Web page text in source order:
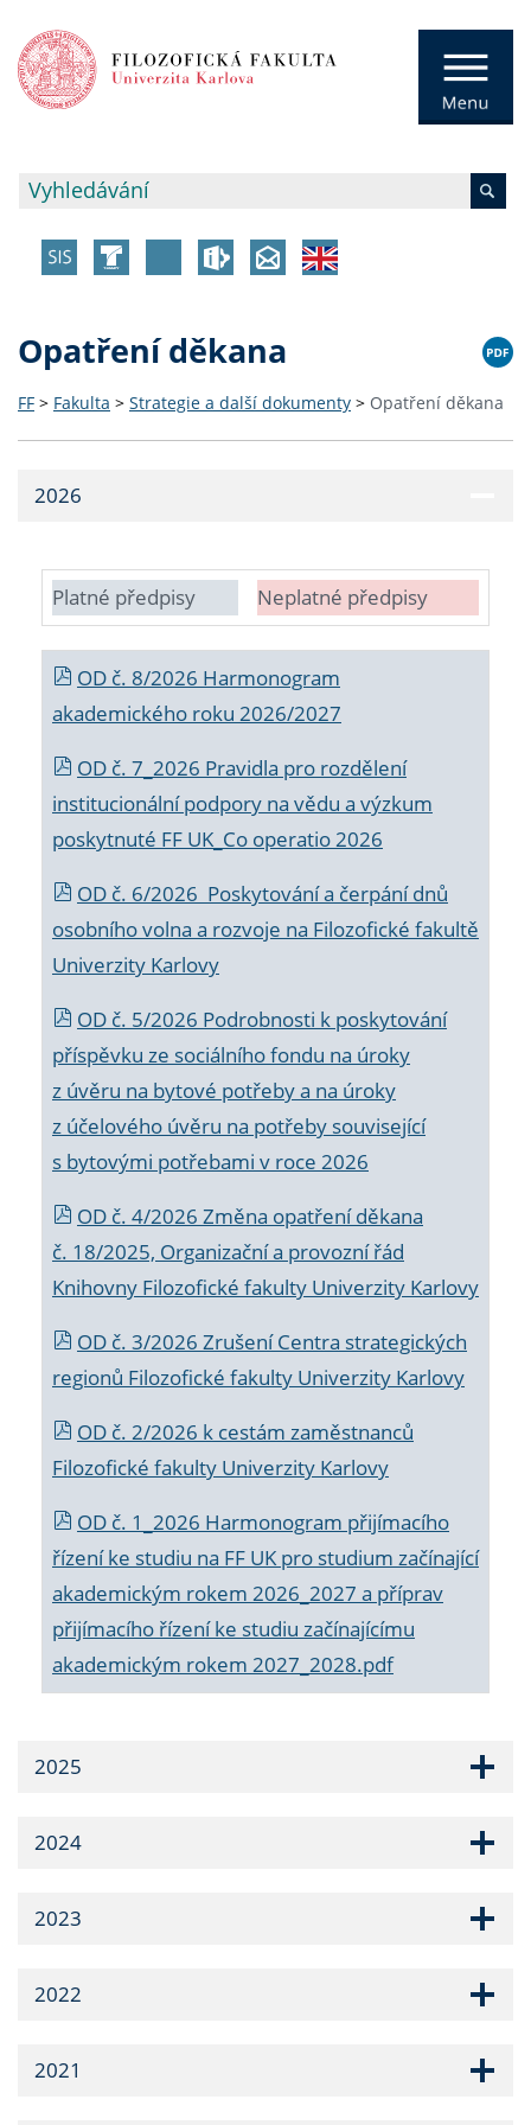
Opatření děkana
FF > Fakulta > Strategie a další dokumenty > Opatření děkana
2026
Platné předpisy Neplatné předpisy
OD č. 8/2026 Harmonogram
akademického roku 2026/2027
OD č. 7_2026 Pravidla pro rozdělení
institucionální podpory na vědu a výzkum
poskytnuté FF UK_Co operatio 2026
OD č. 6/2026 Poskytování a čerpání dnů
osobního volna a rozvoje na Filozofické fakultě
Univerzity Karlovy
OD č. 5/2026 Podrobnosti k poskytování
příspěvku ze sociálního fondu na úroky
z úvěru na bytové potřeby a na úroky
z účelového úvěru na potřeby související
s bytovými potřebami v roce 2026
OD č. 4/2026 Změna opatření děkana
č. 18/2025, Organizační a provozní řád
Knihovny Filozofické fakulty Univerzity Karlovy
OD č. 3/2026 Zrušení Centra strategických
regionů Filozofické fakulty Univerzity Karlovy
OD č. 2/2026 k cestám zaměstnanců
Filozofické fakulty Univerzity Karlovy
OD č. 1_2026 Harmonogram přijímacího
řízení ke studiu na FF UK pro studium začínající
akademickým rokem 2026_2027 a příprav
přijímacího řízení ke studiu začínajícímu
akademickým rokem 2027_2028.pdf
2025
2024
2023
2022
2021